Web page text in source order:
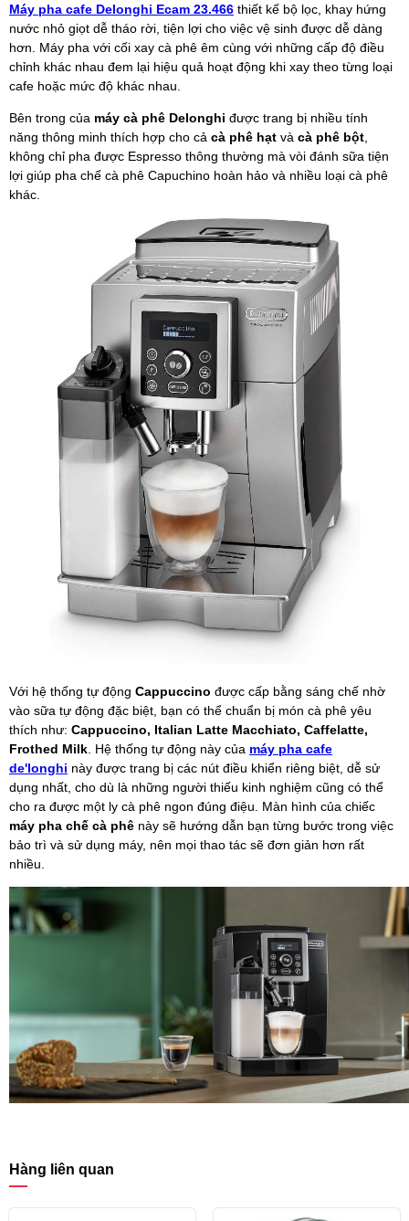
Máy pha cafe Delonghi Ecam 23.466 thiết kế bộ lọc, khay hứng
nước nhỏ giọt dễ tháo rời, tiện lợi cho việc vệ sinh được dễ dàng
hơn. Máy pha với cối xay cà phê êm cùng với những cấp độ điều
chỉnh khác nhau đem lại hiệu quả hoạt động khi xay theo từng loại
cafe hoặc mức độ khác nhau.
Bên trong của máy cà phê Delonghi được trang bị nhiều tính
năng thông minh thích hợp cho cả cà phê hạt và cà phê bột
không chỉ pha được Espresso thông thường mà vòi đánh sữa tiện
lợi giúp pha chế cà phê Capuchino hoàn hảo và nhiều loại cà phê
khác.
Với hệ thống tự động Cappuccino được cấp bằng sáng chế nhờ
vào sữa tự động đặc biệt, bạn có thể chuẩn bị món cà phê yêu
thích như: Cappuccino, Italian Latte Macchiato, Caffelatte,
Frothed Milk . Hệ thống tự động này của máy pha cafe
de'longhi này được trang bị các nút điều khiển riêng biệt, dễ sử
dụng nhất, cho dù là những người thiếu kinh nghiệm cũng có thể
cho ra được một ly cà phê ngon đúng điệu. Màn hình của chiếc
máy pha chế cà phê này sẽ hướng dẫn bạn từng bước trong việc
bảo trì và sử dụng máy, nên mọi thao tác sẽ đơn giản hơn rất
nhiều.
Hàng liên quan